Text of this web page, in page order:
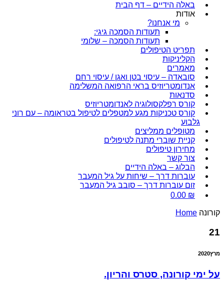
באלה הידיים – דף הבית
אודות
מי אנחנו?
תעודות הסמכה גיגי:
תעודות הסמכה – שלומי
תפריט הטיפולים
הקליניקות
מאמרים
סובאדה – עיסוי בטן ואגן / עיסוי רחם
אנדומטריוזיס בראי הרפואה המשלימה
סדנאות
קורס רפלקסולוגיה לאנדומטריוזיס
קורס טכניקות מגע למטפלים לטיפול בטראומה – עם רוני
גלבוע
מטופלים ממליצים
קניית שוברי מתנה לטיפולים
מחירון טיפולים
צור קשר
הבלוג – באלה הידיים
עוברות דרך – שיחות על גיל המעבר
זום עוברות דרך – סובב גיל המעבר
0.00 ₪
קורונה Home
21
מרץ2020
על ימי קורונה, סטרס והריון.